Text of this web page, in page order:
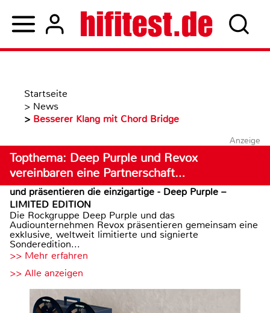
Startseite
> News
> Besserer Klang mit Chord Bridge
Anzeige
Topthema: Deep Purple und Revox
vereinbaren eine Partnerschaft…
und präsentieren die einzigartige - Deep Purple –
LIMITED EDITION
Die Rockgruppe Deep Purple und das
Audiounternehmen Revox präsentieren gemeinsam eine
exklusive, weltweit limitierte und signierte
Sonderedition...
>> Mehr erfahren
>> Alle anzeigen